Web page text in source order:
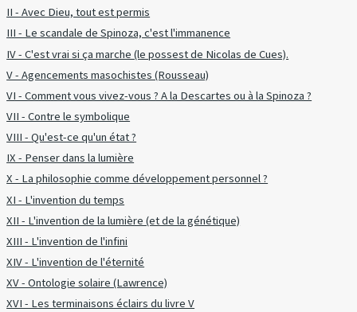
II - Avec Dieu, tout est permis
III - Le scandale de Spinoza, c'est l'immanence
IV - C'est vrai si ça marche (le possest de Nicolas de Cues).
V - Agencements masochistes (Rousseau)
VI - Comment vous vivez-vous ? A la Descartes ou à la Spinoza ?
VII - Contre le symbolique
VIII - Qu'est-ce qu'un état ?
IX - Penser dans la lumière
X - La philosophie comme développement personnel ?
XI - L'invention du temps
XII - L'invention de la lumière (et de la génétique)
XIII - L'invention de l'infini
XIV - L'invention de l'éternité
XV - Ontologie solaire (Lawrence)
XVI - Les terminaisons éclairs du livre V